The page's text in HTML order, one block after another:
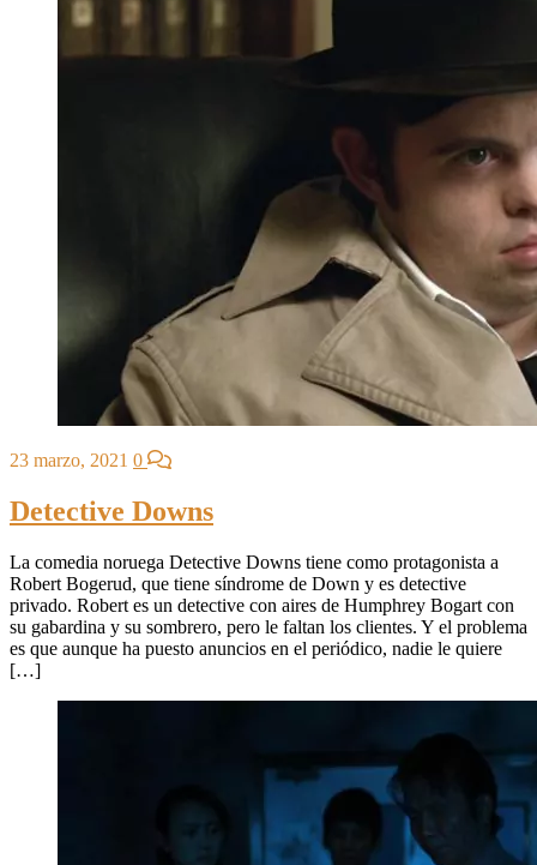
23 marzo, 2021 0
Detective Downs
La comedia noruega Detective Downs tiene como protagonista a
Robert Bogerud, que tiene síndrome de Down y es detective
privado. Robert es un detective con aires de Humphrey Bogart con
su gabardina y su sombrero, pero le faltan los clientes. Y el problema
es que aunque ha puesto anuncios en el periódico, nadie le quiere
[…]